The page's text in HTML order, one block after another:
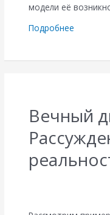
модели её
Подробнее
Вечный